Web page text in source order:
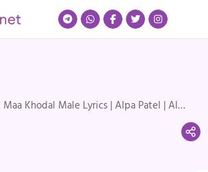
Maa Khodal Male Lyrics | Alpa Patel | Alpa